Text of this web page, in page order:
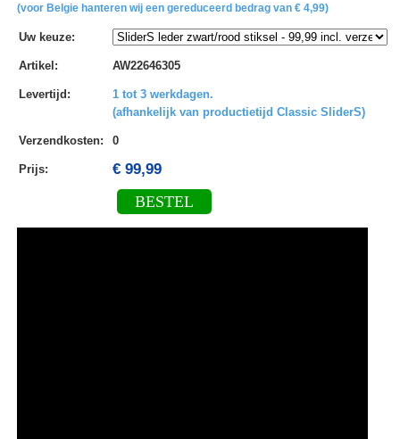
(voor Belgie hanteren wij een gereduceerd bedrag van € 4,99)
Uw keuze:
Artikel : AW22646305
Levertijd :
1 tot 3 werkdagen.
(afhankelijk van productietijd Classic SliderS)
Verzendkosten: 0
Prijs: € 99,99
BESTEL